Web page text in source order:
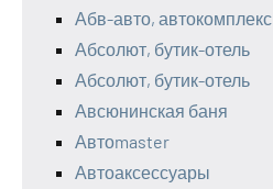
Абв-авто, автокомплекс
Абсолют, бутик-отель
Абсолют, бутик-отель
Авсюнинская баня
Автоmaster
Автоаксессуары